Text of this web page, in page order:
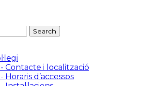
Contacte i localització
Horaris d’accessos